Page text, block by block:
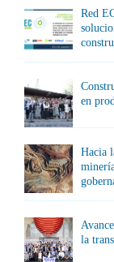
Red
en
Hacia
la